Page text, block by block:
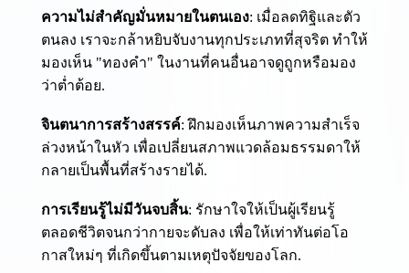
ความไม่สำคัญมั่นหมายในตนเอง: เมื่อลดทิฐิและตัว
ตนลง เราจะกล้าหยิบจับงานทุกประเภทที่สุจริต ทำให้
มองเห็น "ทองคำ" ในงานที่คนอื่นอาจดูถูกหรือมอง
ว่าต่ำต้อย.
จินตนาการสร้างสรรค์: ฝึกมองเห็นภาพความสำเร็จ
ล่วงหน้าในหัว เพื่อเปลี่ยนสภาพแวดล้อมธรรมดาให้
กลายเป็นพื้นที่สร้างรายได้.
การเรียนรู้ไม่มีวันจบสิ้น: รักษาใจให้เป็นผู้เรียนรู้
ตลอดชีวิตจนกว่ากายจะดับลง เพื่อให้เท่าทันต่อโอ
กาสใหม่ๆ ที่เกิดขึ้นตามเหตุปัจจัยของโลก.